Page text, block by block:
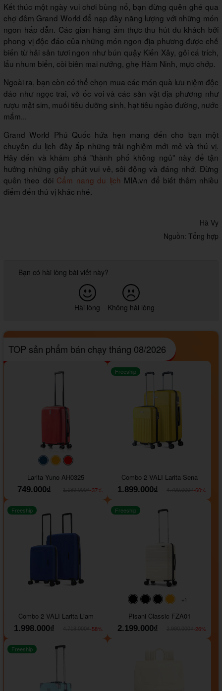
Kết thúc một ngày vui chơi bùng nổ, bạn đừng quên ghé qua
chợ đêm Grand World để nạp đầy năng lượng với những món
ngon hấp dẫn. Các gian hàng ẩm thực thu hút du khách bởi
phong vị độc đáo của những món ngon địa phương được chế
biến từ hải sản tươi ngon như bún quậy Kiến Xây, gỏi cá trích,
lẩu nhum biển, còi biên mai nướng, ghẹ Hàm Ninh, mực chớp.
Ngoài ra, bạn còn có thể chọn mua các món quà lưu niệm độc
đáo như ngọc trai, vỏ ốc voi và các sản vật địa phương như
rượu mật sim, muối tiêu dưỡng sinh, hạt tiêu ngào đường, nước
mắm...
Grand World Phú Quốc hứa hẹn mang đến cho bạn một
chuyến du lịch đầy ắp những trải nghiệm mới mẻ và thú vị.
Hãy đến và khám phá "thành phố không ngủ" này để tận
hưởng những giây phút vui vẻ, sôi động và đáng nhớ. Đừng
quên theo dõi Cẩm nang du lịch MIA.vn để biết thêm nhiều
điểm đến thú vị khác nhé.
Hà Vy
Nguồn: Tổng hợp
Bạn có hài lòng bài viết này?
Hài lòng Không hài lòng
TOP sản phẩm bán chạy tháng 08/2026
#093f69#ffa500
Larita Yuno AH0325
749.000₫
-37%
Freeship
Combo 2 VALI Larita Sena
1.899.000₫
-60%
Freeship
Combo 2 VALI Larita Liam
1.998.000₫
-58%
#000000#000000#000000
+1
Freeship
Pisani Classic FZA01
2.199.000₫
-26%
Freeship